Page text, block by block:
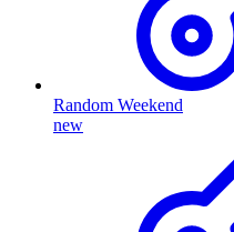
Random Weekend
new